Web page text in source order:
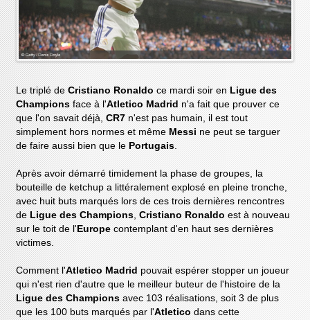
Le triplé deCristiano Ronaldo ce mardi soir en Ligue des
Champions face à l'Atletico Madrid n'a fait que prouver ce
que l'on savait déjà,CR7n'est pas humain, il est tout
simplement hors normes et même Messine peut se targuer
de faire aussi bien que le Portugais.
Après avoir démarré timidement la phase de groupes, la
bouteille de ketchup a littéralement explosé en pleine tronche,
avec huit buts marqués lors de ces trois dernières rencontres
deLigue des Champions, Cristiano Ronaldo est à nouveau
sur le toit de l' Europe contemplant d'en haut ses dernières
victimes.
Comment l'Atletico Madrid pouvait espérer stopper un joueur
qui n'est rien d'autre que le meilleur buteur de l'histoire de la
Ligue des Champions avec 103 réalisations, soit 3 de plus
que les 100 buts marqués par l'Atletico dans cette